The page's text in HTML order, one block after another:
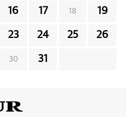
16 17 18 19
23 24 25 26
30 31